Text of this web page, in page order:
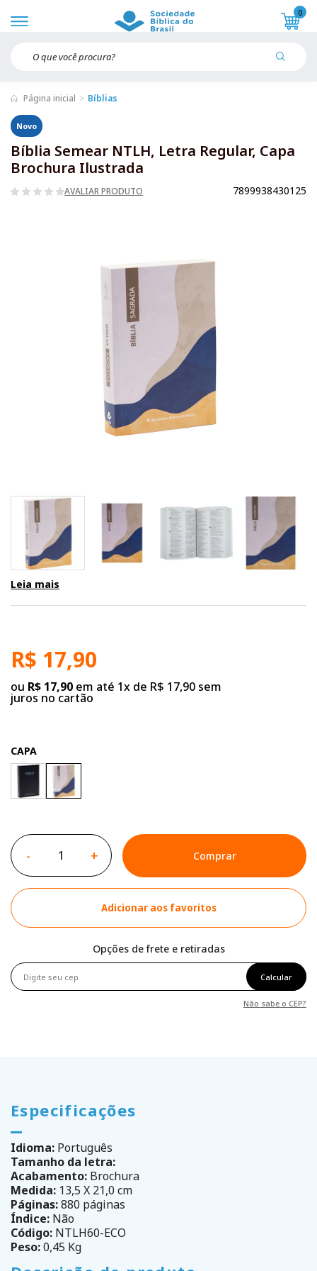
0
Página inicial Bíblias
Novo
Bíblia Semear NTLH, Letra Regular, Capa
Brochura Ilustrada
AVALIAR PRODUTO 7899938430125
Leia mais
R$ 17,90
ou R$ 17,90 em até 1x de R$ 17,90 sem
juros no cartão
CAPA
- + Comprar
Adicionar aos favoritos
Opções de frete e retiradas
Calcular
Não sabe o CEP?
Especificações
Idioma: Português
Tamanho da letra:
Acabamento: Brochura
Medida: 13,5 X 21,0 cm
Páginas:880 páginas
Índice: Não
Código: NTLH60-ECO
Peso:0,45 Kg